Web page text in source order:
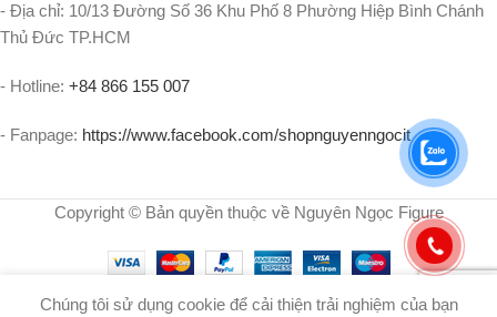
- Địa chỉ: 10/13 Đường Số 36 Khu Phố 8 Phường Hiệp Bình Chánh
Thủ Đức TP.HCM
- Hotline: +84 866 155 007
- Fanpage: https://www.facebook.com/shopnguyenngocit
Copyright © Bản quyền thuộc về Nguyên Ngọc Figure
Chúng tôi sử dụng cookie để cải thiện trải nghiệm của bạn
0